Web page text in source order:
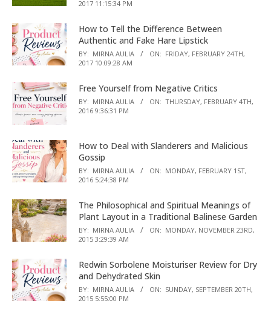
2017 11:15:34 PM
How to Tell the Difference Between
Authentic and Fake Hare Lipstick
BY: MIRNA AULIA ON: FRIDAY, FEBRUARY 24TH,
2017 10:09:28 AM
Free Yourself from Negative Critics
BY: MIRNA AULIA ON: THURSDAY, FEBRUARY 4TH,
2016 9:36:31 PM
How to Deal with Slanderers and Malicious
Gossip
BY: MIRNA AULIA ON: MONDAY, FEBRUARY 1ST,
2016 5:24:38 PM
The Philosophical and Spiritual Meanings of
Plant Layout in a Traditional Balinese Garden
BY: MIRNA AULIA ON: MONDAY, NOVEMBER 23RD,
2015 3:29:39 AM
Redwin Sorbolene Moisturiser Review for Dry
and Dehydrated Skin
BY: MIRNA AULIA ON: SUNDAY, SEPTEMBER 20TH,
2015 5:55:00 PM